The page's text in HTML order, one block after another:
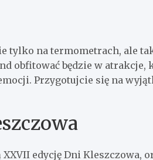
tylko na termometrach, ale
obfitować będzie w
Przygotujcie się na
edycję Dni Kleszczowa,